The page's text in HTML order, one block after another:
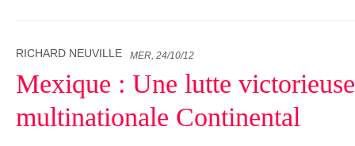
RICHARD NEUVILLE MER, 24/10/12
Mexique : Une lutte
multinationale Continental